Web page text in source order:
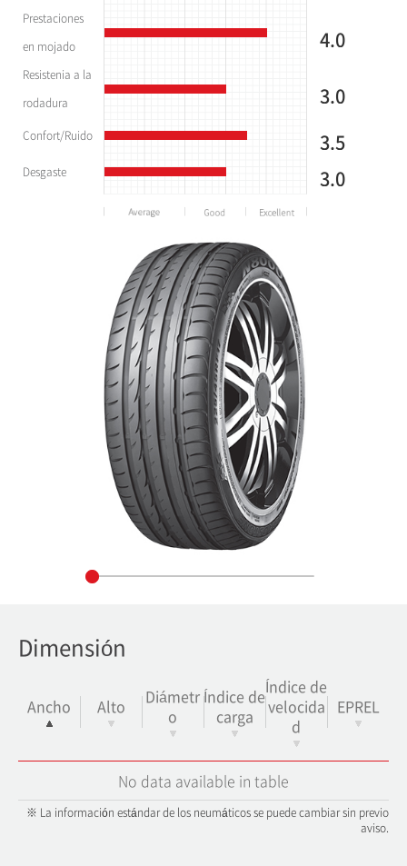
Prestaciones
en mojado
4.0
Resistenia a la
rodadura
3.0
Confort/Ruido 3.5
Desgaste 3.0
Dimensión
Ancho Alto
Diámetr
o
Índice de
carga
Índice de
velocida
d
EPREL
No data available in table
※ La información estándar de los neumáticos se puede cambiar sin previo
aviso.